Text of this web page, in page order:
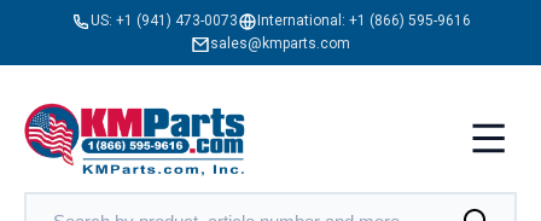
US: +1 (941) 473-0073 International: +1 (866) 595-9616
sales@kmparts.com